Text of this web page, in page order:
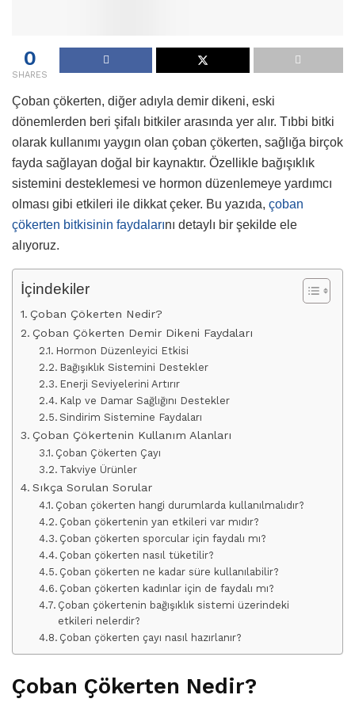
0
SHARES
Çoban çökerten, diğer adıyla demir dikeni, eski
dönemlerden beri şifalı bitkiler arasında yer alır. Tıbbi bitki
olarak kullanımı yaygın olan çoban çökerten, sağlığa birçok
fayda sağlayan doğal bir kaynaktır. Özellikle bağışıklık
sistemini desteklemesi ve hormon düzenlemeye yardımcı
olması gibi etkileri ile dikkat çeker. Bu yazıda, çoban
çökerten bitkisinin faydalarını detaylı bir şekilde ele
alıyoruz.
İçindekiler
Çoban Çökerten Nedir?
Çoban Çökerten Demir Dikeni Faydaları
Hormon Düzenleyici Etkisi
Bağışıklık Sistemini Destekler
Enerji Seviyelerini Artırır
Kalp ve Damar Sağlığını Destekler
Sindirim Sistemine Faydaları
Çoban Çökertenin Kullanım Alanları
Çoban Çökerten Çayı
Takviye Ürünler
Sıkça Sorulan Sorular
Çoban çökerten hangi durumlarda kullanılmalıdır?
Çoban çökertenin yan etkileri var mıdır?
Çoban çökerten sporcular için faydalı mı?
Çoban çökerten nasıl tüketilir?
Çoban çökerten ne kadar süre kullanılabilir?
Çoban çökerten kadınlar için de faydalı mı?
Çoban çökertenin bağışıklık sistemi üzerindeki
etkileri nelerdir?
Çoban çökerten çayı nasıl hazırlanır?
Çoban Çökerten Nedir?